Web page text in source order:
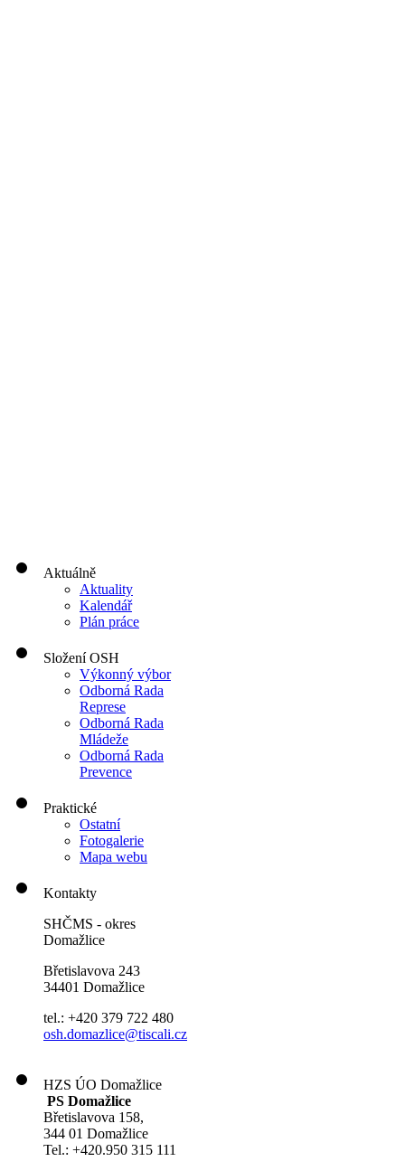
Aktuálně
Aktuality
Kalendář
Plán práce
Složení OSH
Výkonný výbor
Odborná Rada
Represe
Odborná Rada
Mládeže
Odborná Rada
Prevence
Praktické
Ostatní
Fotogalerie
Mapa webu
Kontakty
SHČMS - okres
Domažlice
Břetislavova 243
34401 Domažlice
tel.: +420 379 722 480
osh.domazlice@tiscali.cz
HZS ÚO Domažlice
PS Domažlice
Břetislavova 158,
344 01 Domažlice
Tel.: +420.950 315 111